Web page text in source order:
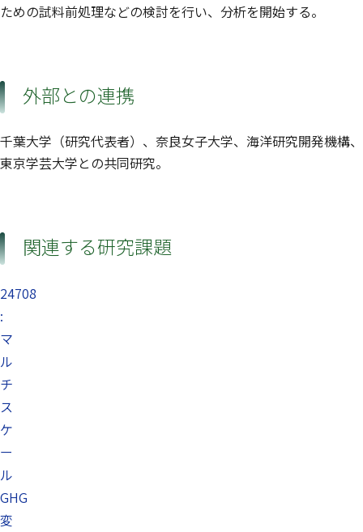
ための試料前処理などの検討を行い、分析を開始する。
外部との連携
千葉大学（研究代表者）、奈良女子大学、海洋研究開発機構、
東京学芸大学との共同研究。
関連する研究課題
24708
:
マ
ル
チ
ス
ケ
ー
ル
GHG
変